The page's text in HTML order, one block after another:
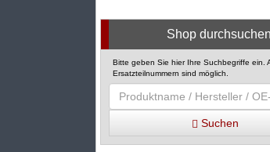
Shop durchsuchen
Bitte geben Sie hier Ihre Suchbegriffe ein.
Ersatzteilnummern sind möglich.
Suchen